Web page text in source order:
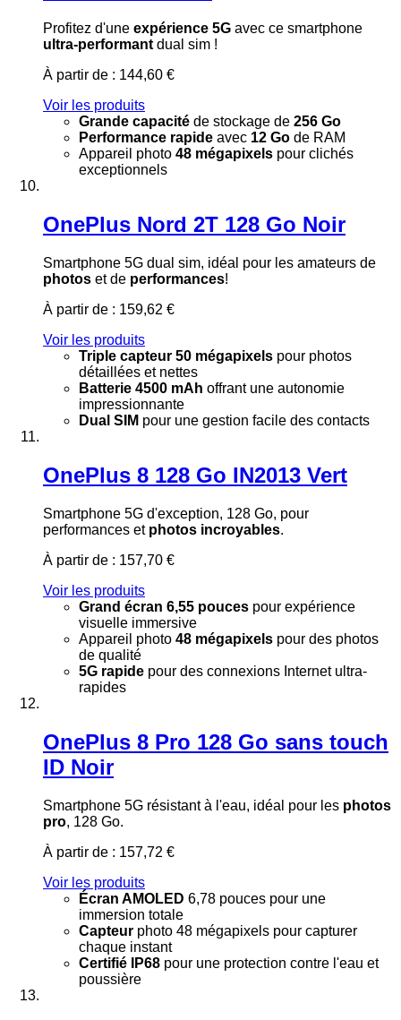
Profitez d'une expérience 5G avec ce smartphone
ultra-performant dual sim !
À partir de : 144,60 €
Voir les produits
Grande capacité de stockage de 256 Go
Performance rapide avec 12 Go de RAM
Appareil photo 48 mégapixels pour clichés
exceptionnels
OnePlus Nord 2T 128 Go Noir
Smartphone 5G dual sim, idéal pour les amateurs de
photos et de performances!
À partir de : 159,62 €
Voir les produits
Triple capteur 50 mégapixels pour photos
détaillées et nettes
Batterie 4500 mAh offrant une autonomie
impressionnante
Dual SIM pour une gestion facile des contacts
OnePlus 8 128 Go IN2013 Vert
Smartphone 5G d'exception, 128 Go, pour
performances et photos incroyables.
À partir de : 157,70 €
Voir les produits
Grand écran 6,55 pouces pour expérience
visuelle immersive
Appareil photo 48 mégapixels pour des photos
de qualité
5G rapide pour des connexions Internet ultra-
rapides
OnePlus 8 Pro 128 Go sans touch
ID Noir
Smartphone 5G résistant à l'eau, idéal pour les photos
pro, 128 Go.
À partir de : 157,72 €
Voir les produits
Écran AMOLED 6,78 pouces pour une
immersion totale
Capteur photo 48 mégapixels pour capturer
chaque instant
Certifié IP68 pour une protection contre l'eau et
poussière